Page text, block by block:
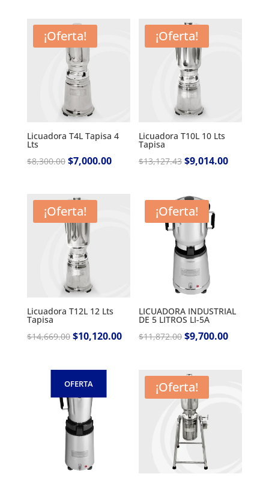
$7,579.00.
$9,667.00.
¡Oferta!
Licuadora T4L Tapisa 4
Lts
$8,300.00 Original
$8,300.00.
$7,000.00Current
¡Oferta!
Licuadora T10L 10 Lts
Tapisa
$13,127.43 Original
$13,127.43.
$9,014.00Current
¡Oferta!
Licuadora T12L 12 Lts
Tapisa
$14,669.00 Original
$14,669.00.
$10,120.00Current
$10,120.00.
¡Oferta!
LICUADORA INDUSTRIAL
DE 5 LITROS LI-5A
$11,872.00 Original
$11,872.00.
$9,700.00Current
OFERTA ¡Oferta!